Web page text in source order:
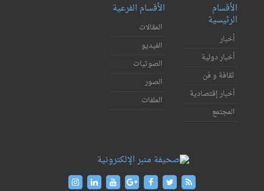
الأقسام
الرئيسية
أخبار
أخبار دولية
ثقافة و فن
أخبار إقتصادية
المجتمع
الأقسام الفرعية
المقالات
الفيديو
الصوتيات
الصور
الملفات